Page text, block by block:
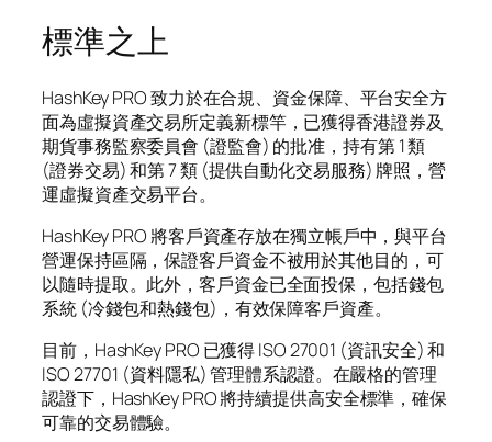
標準之上
HashKey PRO 致力於在合規、資金保障、平台安全方
面為虛擬資產交易所定義新標竿，已獲得香港證券及
期貨事務監察委員會 (證監會) 的批准，持有第 1 類
(證券交易) 和第 7 類 (提供自動化交易服務) 牌照，營
運虛擬資產交易平台。
HashKey PRO 將客戶資產存放在獨立帳戶中，與平台
營運保持區隔，保證客戶資金不被用於其他目的，可
以隨時提取。此外，客戶資金已全面投保，包括錢包
系統 (冷錢包和熱錢包)，有效保障客戶資產。
目前，HashKey PRO 已獲得 ISO 27001 (資訊安全) 和
ISO 27701 (資料隱私) 管理體系認證。在嚴格的管理
認證下，HashKey PRO 將持續提供高安全標準，確保
可靠的交易體驗。